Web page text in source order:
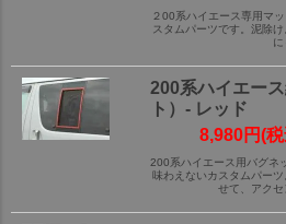
２00系ハイエース専用マ
スタムパーツです。泥除
に
200系ハイエー
ト）- レッド
8,980円(
200系ハイエース用バグネ
味わえないカスタムパー
せて、アクセ